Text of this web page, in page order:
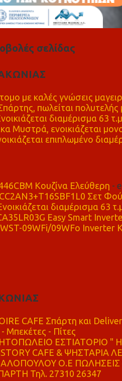
σελίδας
με καλές γνώσεις
πωλείται πολυτελής
διαμέρισμα 63 τ.μ
Μυστρά, ενοικιάζεται
επιπλωμένο
Κουζίνα Ελεύθερη -
Σετ
διαμέρισμα 63
Easy Smart
09WFi/09WFo Inverter
CAFE Σπάρτη και
Μπεκέτες - Πίτες
ΕΣΤΙΑΤΟΡΙΟ "
CAFE & ΨΗΣΤΑΡΙΑ
Ο.Ε ΠΩΛΗΣΕΙΣ
Τηλ. 27310 26347